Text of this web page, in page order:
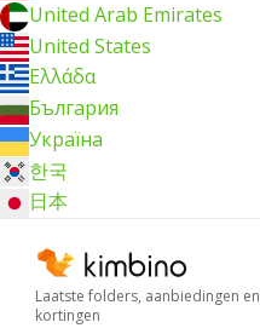
United Arab Emirates
United States
Ελλάδα
България
Україна
한국
日本
Laatste folders, aanbiedingen en
kortingen